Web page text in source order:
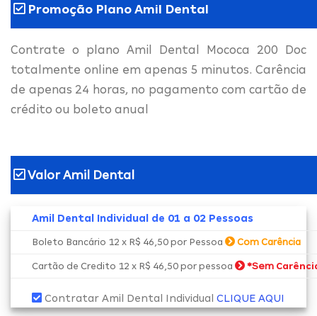
Promoção Plano Amil Dental
Contrate o plano Amil Dental Mococa 200 Doc
totalmente online em apenas 5 minutos. Carência
de apenas 24 horas, no pagamento com cartão de
crédito ou boleto anual
Valor Amil Dental
Amil Dental Individual de 01 a 02 Pessoas
Boleto Bancário 12 x R$ 46,50 por Pessoa Com Carência
Cartão de Credito 12 x R$ 46,50 por pessoa *Sem
Contratar Amil Dental Individual CLIQUE AQUI